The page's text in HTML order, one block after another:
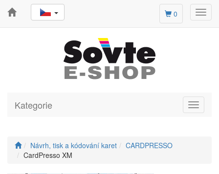
0
Toggle
Kategorie
Návrh, tisk a kódování karet
CARDPRESSO
CardPresso XM